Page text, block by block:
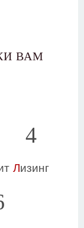
ВАМ
4
Лизинг